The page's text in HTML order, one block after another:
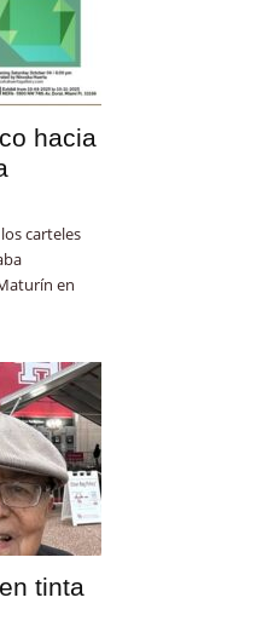
hacia
carteles
en
tinta